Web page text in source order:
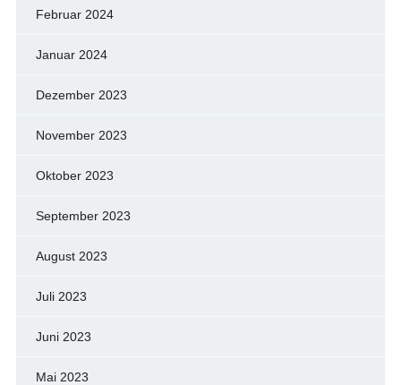
Februar 2024
Januar 2024
Dezember 2023
November 2023
Oktober 2023
September 2023
August 2023
Juli 2023
Juni 2023
Mai 2023